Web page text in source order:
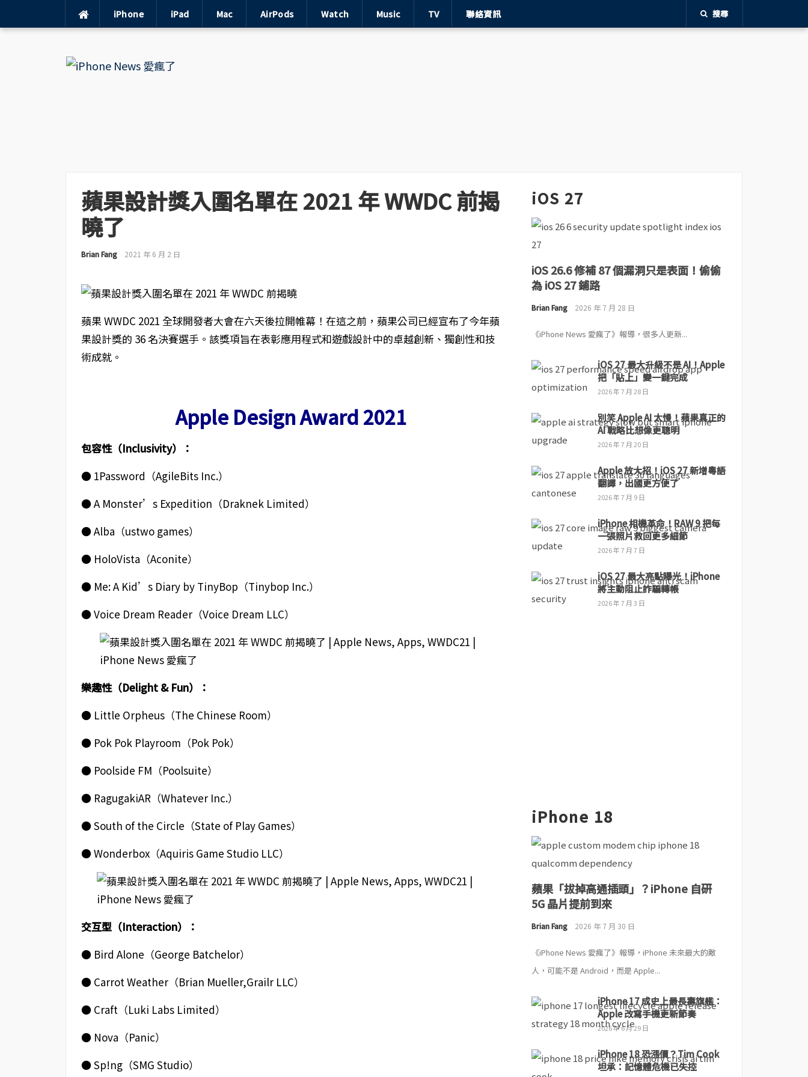
iPhone iPad Mac AirPods Watch Music TV 聯絡資訊 搜尋
蘋果設計獎入圍名單在 2021 年 WWDC 前揭
曉了
Brian Fang 2021 年 6 月 2 日
蘋果 WWDC 2021 全球開發者大會在六天後拉開帷幕！在這之前，蘋果公司已經宣布了今年蘋
果設計獎的 36 名決賽選手。該獎項旨在表彰應用程式和遊戲設計中的卓越創新、獨創性和技
術成就。
Apple Design Award 2021
包容性（Inclusivity）：
● 1Password（AgileBits Inc.）
● A Monster’s Expedition（Draknek Limited）
● Alba（ustwo games）
● HoloVista（Aconite）
● Me: A Kid’s Diary by TinyBop（Tinybop Inc.）
● Voice Dream Reader（Voice Dream LLC）
樂趣性（Delight & Fun）：
● Little Orpheus（The Chinese Room）
● Pok Pok Playroom（Pok Pok）
● Poolside FM（Poolsuite）
● RagugakiAR（Whatever Inc.）
● South of the Circle（State of Play Games）
● Wonderbox（Aquiris Game Studio LLC）
交互型（Interaction）：
● Bird Alone（George Batchelor）
● Carrot Weather（Brian Mueller,Grailr LLC）
● Craft（Luki Labs Limited）
● Nova（Panic）
● Sp!ng（SMG Studio）
iOS 27
iOS 26.6 修補 87 個漏洞只是表面！偷偷
為 iOS 27 鋪路
Brian Fang 2026 年 7 月 28 日
《iPhone News 愛瘋了》報導，很多人更新...
iOS 27 最大升級不是 AI！Apple
把「貼上」變一鍵完成
2026 年 7 月 28 日
別笑 Apple AI 太慢！蘋果真正的
AI 戰略比想像更聰明
2026 年 7 月 20 日
Apple 放大招！iOS 27 新增粵語
翻譯，出國更方便了
2026 年 7 月 9 日
iPhone 相機革命！RAW 9 把每
一張照片救回更多細節
2026 年 7 月 7 日
iOS 27 最大亮點曝光！iPhone
將主動阻止詐騙轉帳
2026 年 7 月 3 日
iPhone 18
蘋果「拔掉高通插頭」？iPhone 自研
5G 晶片提前到來
Brian Fang 2026 年 7 月 30 日
《iPhone News 愛瘋了》報導，iPhone 未來最大的敵
人，可能不是 Android，而是 Apple...
iPhone 17 成史上最長壽旗艦：
Apple 改寫手機更新節奏
2026 年 6 月 29 日
iPhone 18 恐漲價？Tim Cook
坦承：記憶體危機已失控